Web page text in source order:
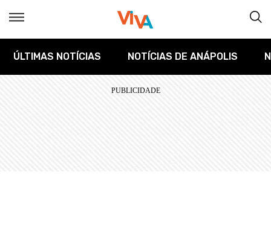
ÚLTIMAS NOTÍCIAS NOTÍCIAS DE ANÁPOLIS